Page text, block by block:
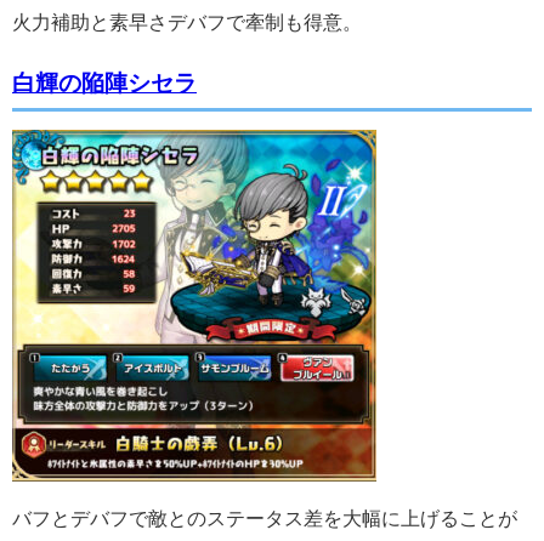
火力補助と素早さデバフで牽制も得意。
白輝の陥陣シセラ
バフとデバフで敵とのステータス差を大幅に上げることが